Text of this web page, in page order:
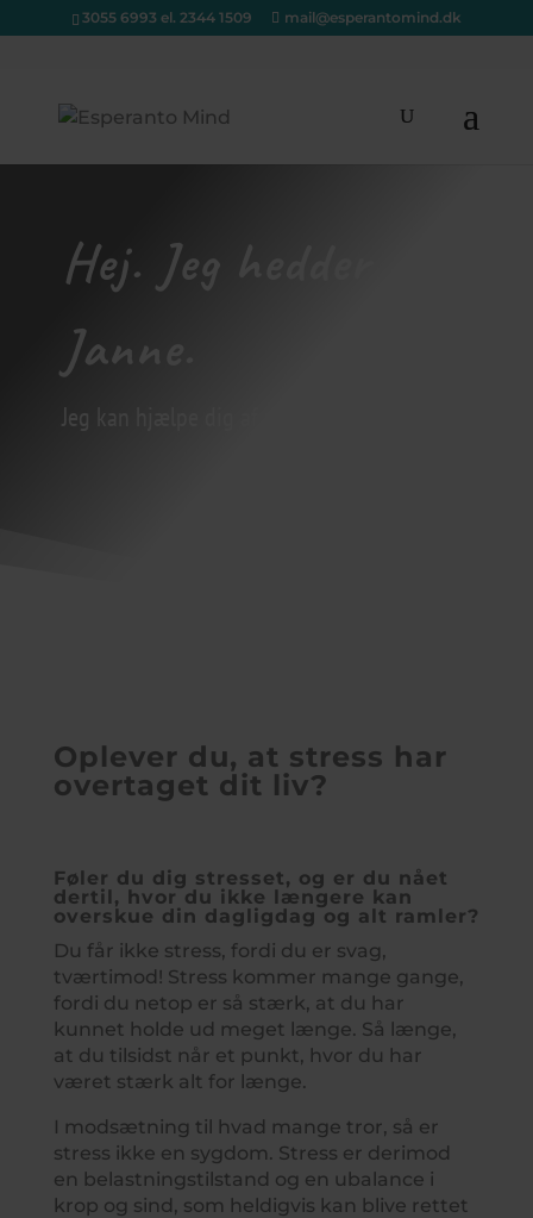
3055 6993 el. 2344 1509 mail@esperantomind.dk
Hej. Jeg hedder
Janne.
Jeg kan hjælpe dig af med dit stress.
Oplever du, at stress har
overtaget dit liv?
Føler du dig stresset, og er du nået
dertil, hvor du ikke længere kan
overskue din dagligdag og alt ramler?
Du får ikke stress, fordi du er svag,
tværtimod! Stress kommer mange gange,
fordi du netop er så stærk, at du har
kunnet holde ud meget længe. Så længe,
at du tilsidst når et punkt, hvor du har
været stærk alt for længe.
I modsætning til hvad mange tror, så er
stress ikke en sygdom. Stress er derimod
en belastningstilstand og en ubalance i
krop og sind, som heldigvis kan blive rettet